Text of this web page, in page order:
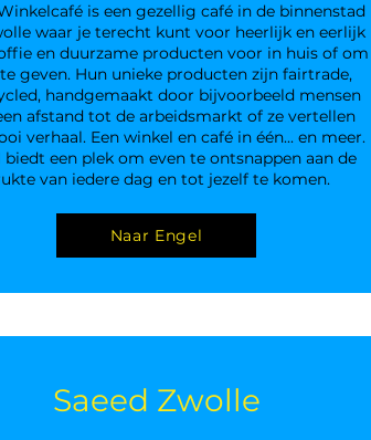
is een gezellig café in de binnenstad
waar je terecht kunt voor heerlijk en eerlijk
en duurzame producten voor in huis of om
geven. Hun unieke producten zijn fairtrade,
handgemaakt door bijvoorbeeld mensen
afstand tot de arbeidsmarkt of ze vertellen
verhaal. Een winkel en café in één... en meer.
biedt een plek om even te ontsnappen aan de
van iedere dag en tot jezelf te komen.
Naar Engel
Saeed Zwolle